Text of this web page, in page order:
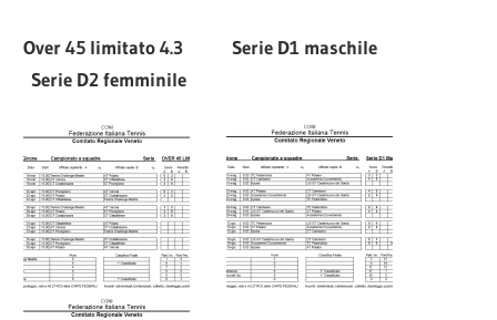
Over 45 limitato 4.3 Serie D1 maschile
Serie D2 femminile